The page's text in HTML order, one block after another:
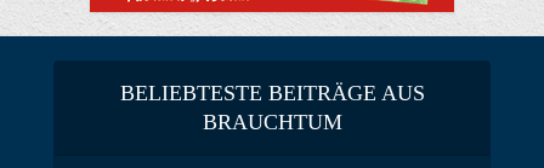
BELIEBTESTE BEITRÄGE AUS
BRAUCHTUM